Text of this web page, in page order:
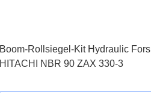
Boom-Rollsiegel-Kit Hydraulic Fors
HITACHI NBR 90 ZAX 330-3